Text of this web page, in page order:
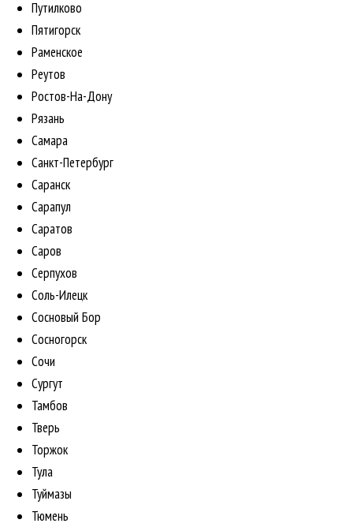
Путилково
Пятигорск
Раменское
Реутов
Ростов-На-Дону
Рязань
Самара
Санкт-Петербург
Саранск
Сарапул
Саратов
Саров
Серпухов
Соль-Илецк
Сосновый Бор
Сосногорск
Сочи
Сургут
Тамбов
Тверь
Торжок
Тула
Туймазы
Тюмень